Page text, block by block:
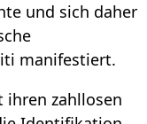
und sich daher
manifestiert.
zahllosen